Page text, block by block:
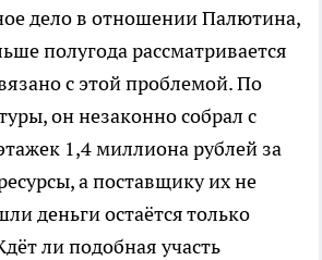
дело в отношении Палютина,
полугода рассматривается
с этой проблемой. По
он незаконно собрал с
1,4 миллиона рублей за
а поставщику их не
деньги остаётся только
ли подобная участь